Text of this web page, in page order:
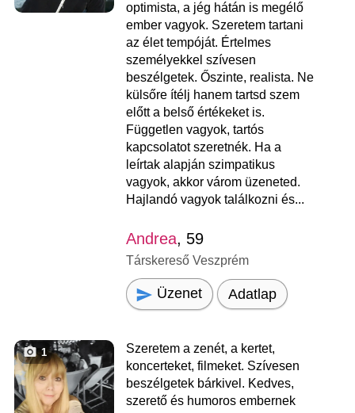
optimista, a jég hátán is megélő
ember vagyok. Szeretem tartani
az élet tempóját. Értelmes
személyekkel szívesen
beszélgetek. Őszinte, realista. Ne
külsőre ítélj hanem tartsd szem
előtt a belső értékeket is.
Független vagyok, tartós
kapcsolatot szeretnék. Ha a
leírtak alapján szimpatikus
vagyok, akkor várom üzeneted.
Hajlandó vagyok találkozni és...
Andrea, 59
Társkereső Veszprém
Üzenet Adatlap
1
Szeretem a zenét, a kertet,
koncerteket, filmeket. Szívesen
beszélgetek bárkivel. Kedves,
szerető és humoros embernek